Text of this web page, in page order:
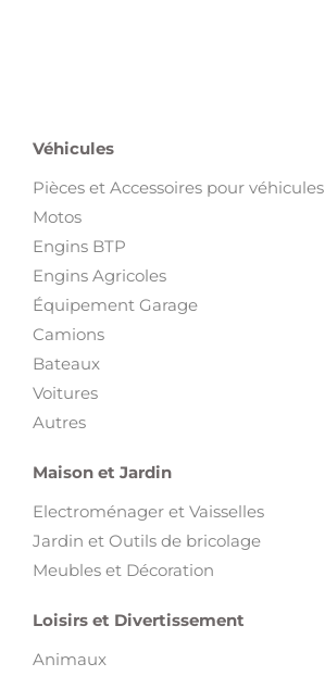
Véhicules
Pièces et Accessoires pour véhicules
Motos
Engins BTP
Engins Agricoles
Équipement Garage
Camions
Bateaux
Voitures
Autres
Maison et Jardin
Electroménager et Vaisselles
Jardin et Outils de bricolage
Meubles et Décoration
Loisirs et Divertissement
Animaux